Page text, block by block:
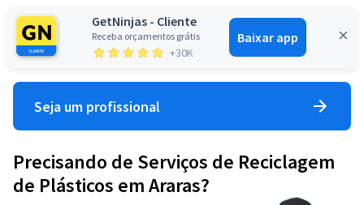
GetNinjas - Cliente
Receba orçamentos grátis
+30K
Baixar app
Entrar
Seja um profissional
Precisando de Serviços de Reciclagem
de Plásticos em Araras?